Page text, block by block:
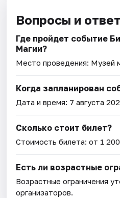
Вопросы и
Где пройдет событие
Магии?
Место проведения: Музей
Когда запланирован
Дата и время: 7 августа
Сколько стоит билет?
Стоимость билета: от 1
Есть ли возрастные
Возрастные ограничения
организаторов.